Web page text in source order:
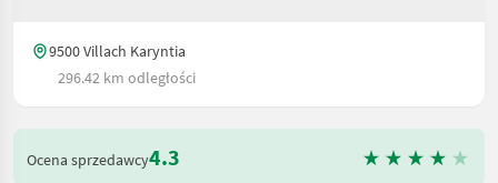
9500 Villach Karyntia
296.42 km odległości
Ocena sprzedawcy4.3